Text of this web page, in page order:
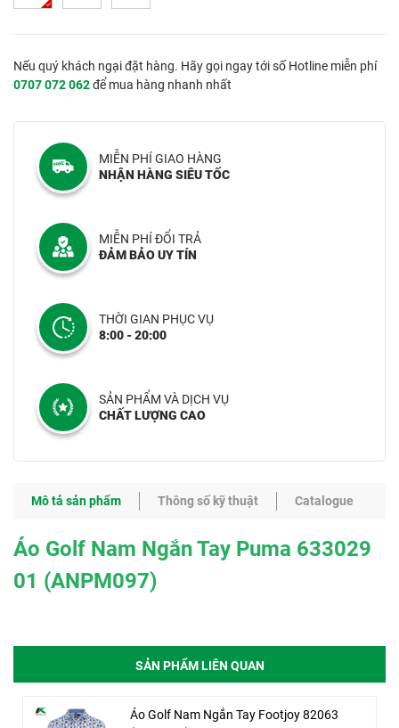
Nếu quý khách ngại đặt hàng. Hãy gọi ngay tới số Hotline miễn phí
0707 072 062để mua hàng nhanh nhất
MIỄN PHÍ GIAO HÀNG
NHẬN HÀNG SIÊU TỐC
MIỄN PHÍ ĐỔI TRẢ
ĐẢM BẢO UY TÍN
THỜI GIAN PHỤC VỤ
8:00 - 20:00
SẢN PHẨM VÀ DỊCH VỤ
CHẤT LƯỢNG CAO
Mô tả sản phẩm Thông số kỹ thuật Catalogue
Áo Golf Nam Ngắn Tay Puma 633029
01 (ANPM097)
SẢN PHẨM LIÊN QUAN
Áo Golf Nam Ngắn Tay Footjoy 82063